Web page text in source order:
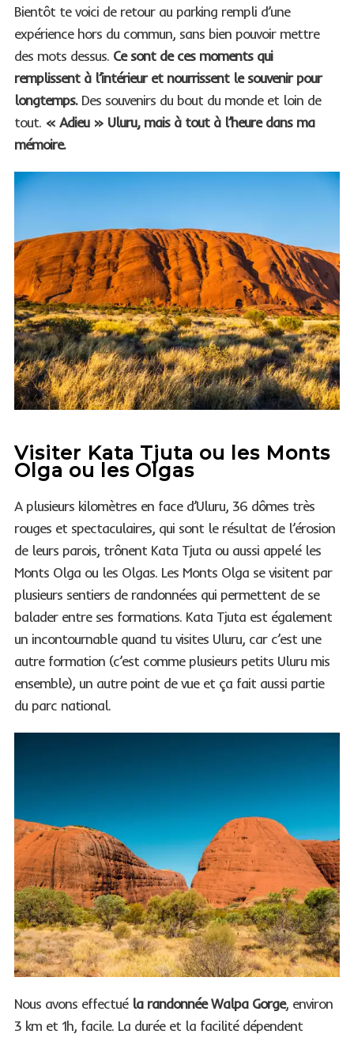
Bientôt te voici de retour au parking rempli d’une
expérience hors du commun, sans bien pouvoir mettre
des mots dessus. Ce sont de ces moments qui
remplissent à l’intérieur et nourrissent le souvenir pour
longtemps.Des souvenirs du bout du monde et loin de
tout. « Adieu » Uluru, mais à tout à l’heure dans ma
mémoire.
Visiter Kata Tjuta ou les Monts
Olga ou les Olgas
A plusieurs kilomètres en face d’Uluru, 36 dômes très
rouges et spectaculaires, qui sont le résultat de l’érosion
de leurs parois, trônent Kata Tjuta ou aussi appelé les
Monts Olga ou les Olgas. Les Monts Olga se visitent par
plusieurs sentiers de randonnées qui permettent de se
balader entre ses formations. Kata Tjuta est également
un incontournable quand tu visites Uluru, car c’est une
autre formation (c’est comme plusieurs petits Uluru mis
ensemble), un autre point de vue et ça fait aussi partie
du parc national.
Nous avons effectué la randonnée Walpa Gorge, environ
3 km et 1h, facile. La durée et la facilité dépendent